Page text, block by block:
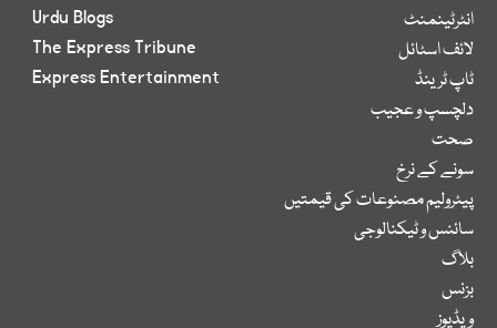
انٹرٹینمنٹ
لائف اسٹائل
ٹاپ ٹرینڈ
دلچسپ و عجیب
صحت
سونے کے نرخ
پیٹرولیم مصنوعات کی قیمتیں
سائنس و ٹیکنالوجی
بلاگ
بزنس
ویڈیوز
Urdu Blogs
The Express Tribune
Express Entertainment